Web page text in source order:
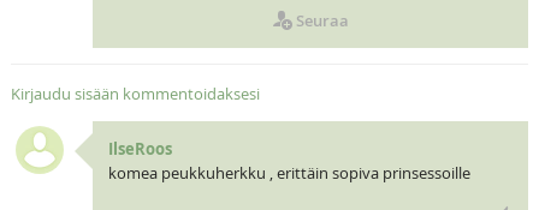
Seuraa
Kirjaudu sisään kommentoidaksesi
IlseRoos
komea peukkuherkku , erittäin sopiva prinsessoille